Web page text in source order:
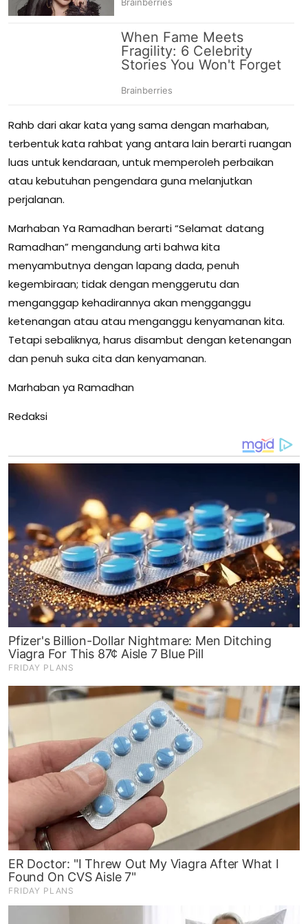
Rahb dari akar kata yang sama dengan marhaban,
terbentuk kata rahbat yang antara lain berarti ruangan
luas untuk kendaraan, untuk memperoleh perbaikan
atau kebutuhan pengendara guna melanjutkan
perjalanan.
Marhaban Ya Ramadhan berarti “Selamat datang
Ramadhan” mengandung arti bahwa kita
menyambutnya dengan lapang dada, penuh
kegembiraan; tidak dengan menggerutu dan
menganggap kehadirannya akan mengganggu
ketenangan atau atau menganggu kenyamanan kita.
Tetapi sebaliknya, harus disambut dengan ketenangan
dan penuh suka cita dan kenyamanan.
Marhaban ya Ramadhan
Redaksi